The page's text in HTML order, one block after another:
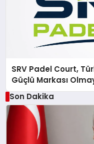
SRV Padel Court,
Güçlü Markası
Son Dakika